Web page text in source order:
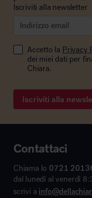
Iscriviti alla newsletter
Accetto la Privacy
dei miei dati per
Chiara.
Iscriviti alla
Contattaci
Chiama lo 0721
dal lunedì al venerdì
scrivi a